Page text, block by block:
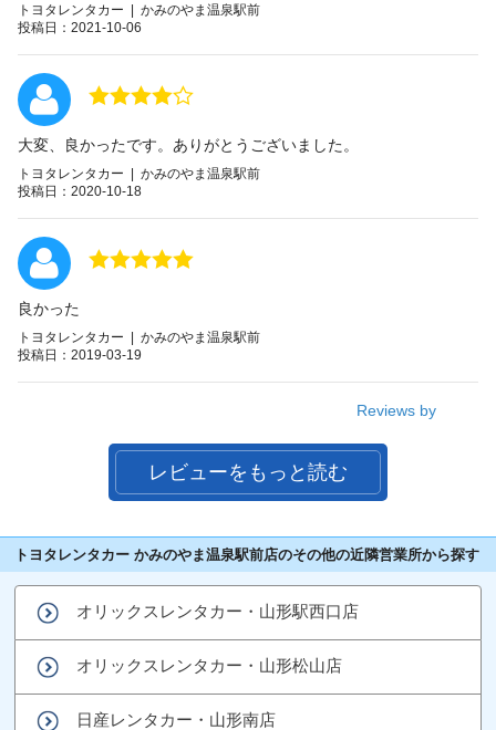
トヨタレンタカー | かみのやま温泉駅前
投稿日：2021-10-06
大変、良かったです。ありがとうございました。
トヨタレンタカー | かみのやま温泉駅前
投稿日：2020-10-18
良かった
トヨタレンタカー | かみのやま温泉駅前
投稿日：2019-03-19
Reviews by
レビューをもっと読む
トヨタレンタカー かみのやま温泉駅前店のその他の近隣営業所から探す
オリックスレンタカー・山形駅西口店
オリックスレンタカー・山形松山店
日産レンタカー・山形南店